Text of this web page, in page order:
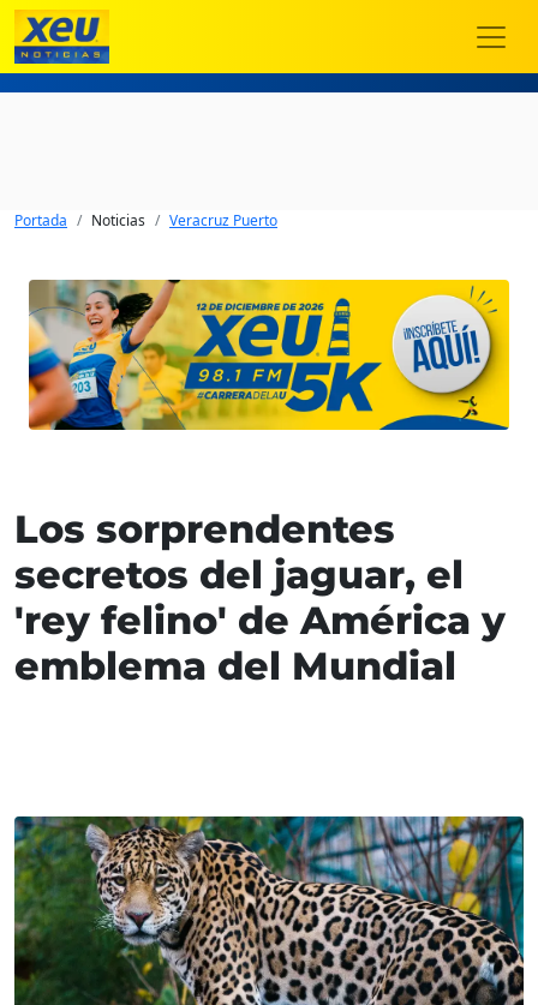
Portada Noticias Veracruz Puerto
Los sorprendentes
secretos del jaguar, el
'rey felino' de América y
emblema del Mundial